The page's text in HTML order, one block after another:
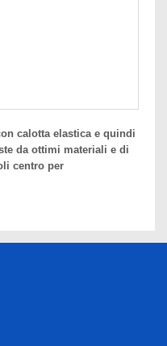
calotta elastica e quindi
da ottimi materiali e di
centro per